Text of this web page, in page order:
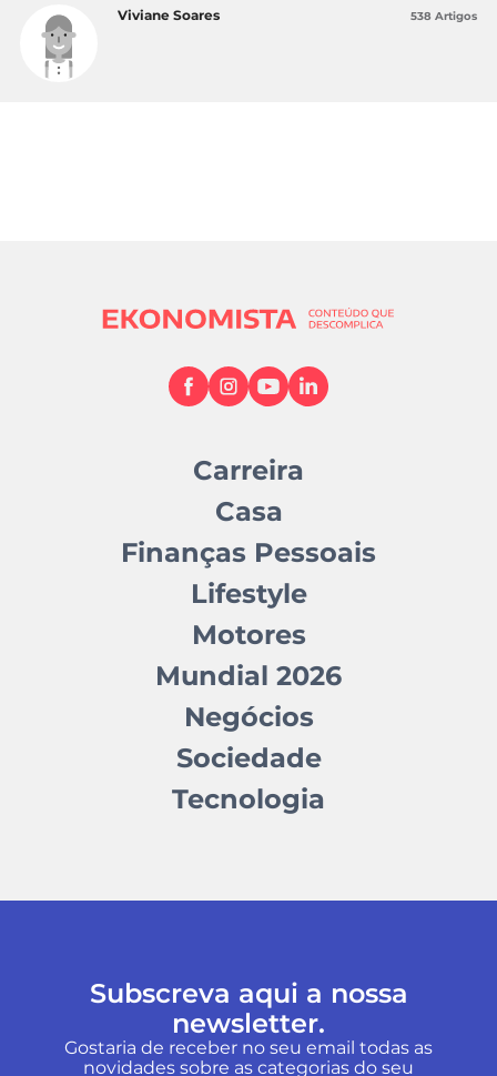
Viviane Soares 538 Artigos
Carreira
Casa
Finanças Pessoais
Lifestyle
Motores
Mundial 2026
Negócios
Sociedade
Tecnologia
Subscreva aqui a nossa
newsletter.
Gostaria de receber no seu email todas as
novidades sobre as categorias do seu